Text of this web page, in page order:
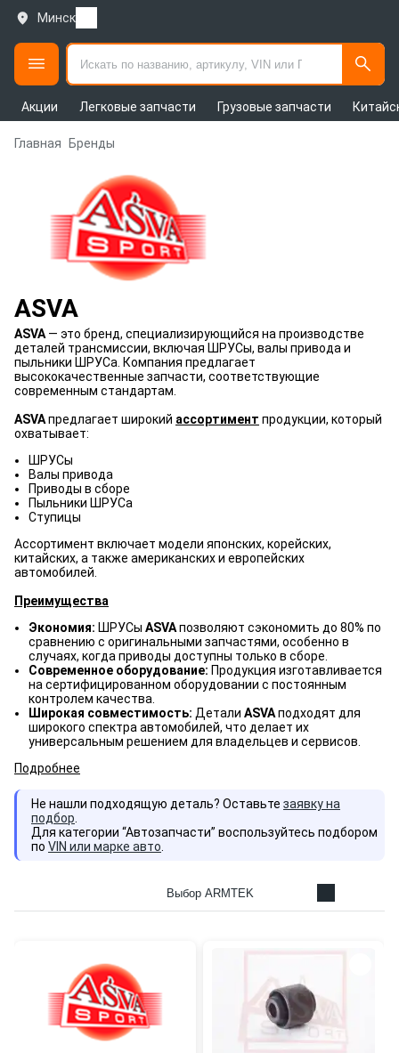
Минск
Акции Легковые запчасти Грузовые запчасти
Главная Бренды
ASVA
ASVA — это бренд, специализирующийся на производстве
деталей трансмиссии, включая ШРУСы, валы привода и
пыльники ШРУСа. Компания предлагает
высококачественные запчасти, соответствующие
современным стандартам.
ASVAпредлагает широкий ассортимент продукции, который
охватывает:
ШРУСы
Валы привода
Приводы в сборе
Пыльники ШРУСа
Ступицы
Ассортимент включает модели японских, корейских,
китайских, а также американских и европейских
автомобилей.
Преимущества
Экономия: ШРУСы ASVAпозволяют сэкономить до 80% по
сравнению с оригинальными запчастями, особенно в
случаях, когда приводы доступны только в сборе.
Современное оборудование: Продукция изготавливается
на сертифицированном оборудовании с постоянным
контролем качества.
Широкая совместимость: Детали ASVAподходят для
широкого спектра автомобилей, что делает их
универсальным решением для владельцев и сервисов.
Подробнее
Не нашли подходящую деталь? Оставьте заявку на
подбор
Для категории “Автозапчасти” воспользуйтесь подбором
по VIN или марке авто
Выбор ARMTEK